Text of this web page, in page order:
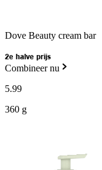
Dove Beauty cream bar
2e halve prijs
Combineer nu
5.99
360 g